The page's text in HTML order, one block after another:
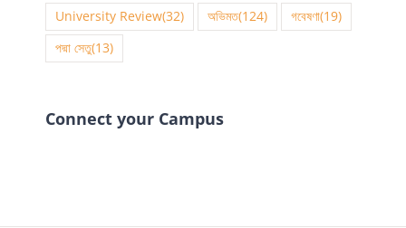
University Review(32) অভিমত(124) গবেষণা(19)
পদ্মা সেতু(13)
Connect your Campus